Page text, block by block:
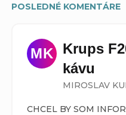
POSLEDNÉ KOMENTÁRE
MK
Krups
kávu
MIROSLAV
CHCEL BY SOM